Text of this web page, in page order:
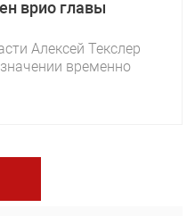
врио главы
Алексей Текслер
временно